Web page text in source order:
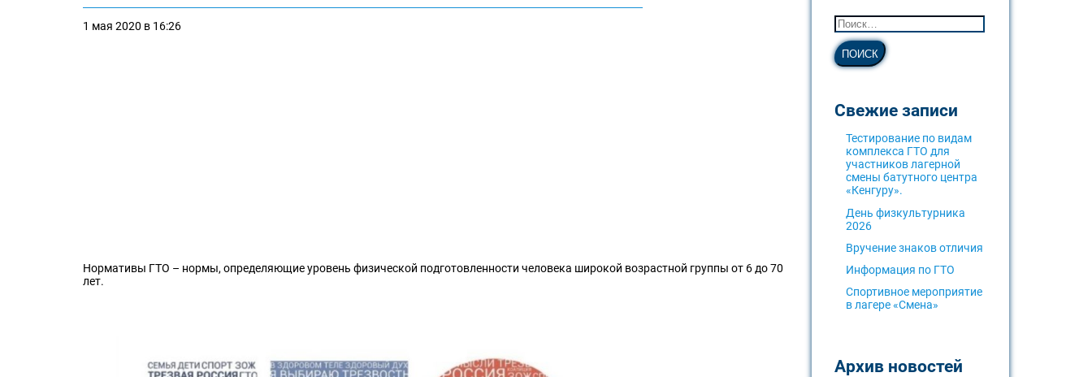
1 мая 2020 в 16:26
Нормативы ГТО – нормы, определяющие уровень физической подготовленности человека широкой возрастной группы от 6 до 70
лет.
Свежие записи
Тестирование по видам
комплекса ГТО для
участников лагерной
смены батутного центра
«Кенгуру».
День физкультурника
2026
Вручение знаков отличия
Информация по ГТО
Спортивное мероприятие
в лагере «Смена»
Архив новостей